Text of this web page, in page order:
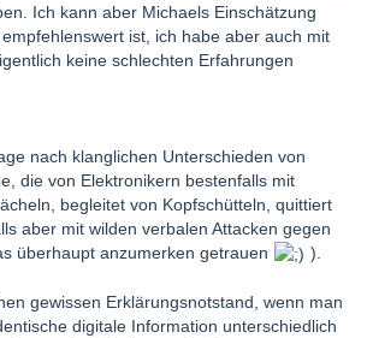
Ich kann aber Michaels Einschätzung
ist, ich habe aber auch mit
keine schlechten Erfahrungen
nach klanglichen Unterschieden von
die von Elektronikern bestenfalls mit
begleitet von Kopfschütteln, quittiert
aber mit wilden verbalen Attacken gegen
überhaupt anzumerken getrauen
).
gewissen Erklärungsnotstand, wenn man
digitale Information unterschiedlich